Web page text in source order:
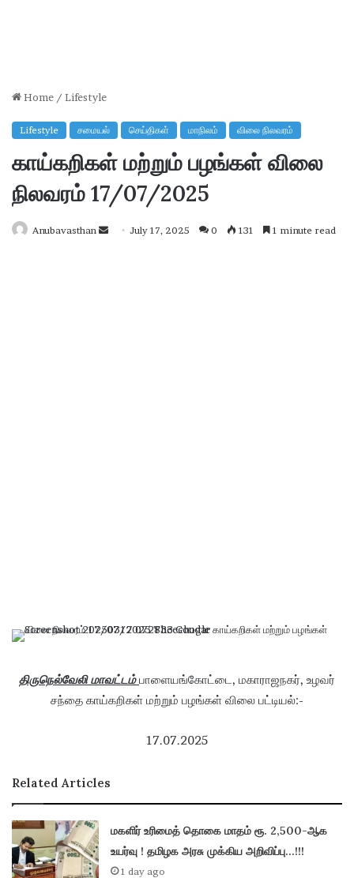
Home / Lifestyle
Lifestyle சமையல் செய்திகள் மாநிலம் விலை நிலவரம்
காய்கறிகள் மற்றும் பழங்கள் விலை
நிலவரம் 17/07/2025
Anubavasthan
SendJuly 17, 2025 0 131 1 minute read
திருநெல்வேலி மாவட்டம் பாளையங்கோட்டை, மகாராஜநகர், உழவர்
சந்தை காய்கறிகள் மற்றும் பழங்கள் விலை பட்டியல்:-
17.07.2025
Related Articles
மகளிர் உரிமைத் தொகை மாதம் ரூ. 2,500-ஆக
உயர்வு ! தமிழக அரசு முக்கிய அறிவிப்பு…!!!
1 day ago